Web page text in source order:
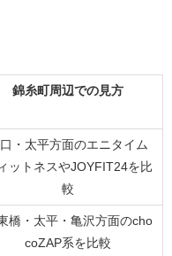
錦糸町周辺での見方
・太平方面のエニタイム
ットネスやJOYFIT24を比
較
橋・太平・亀沢方面のcho
coZAP系を比較